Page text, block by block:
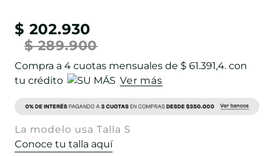
$ 202.930
$ 289.900
Compra a 4 cuotas mensuales de $ 61.391,4. con
tu crédito
Ver más
La modelo usa Talla S
Conoce tu talla aquí